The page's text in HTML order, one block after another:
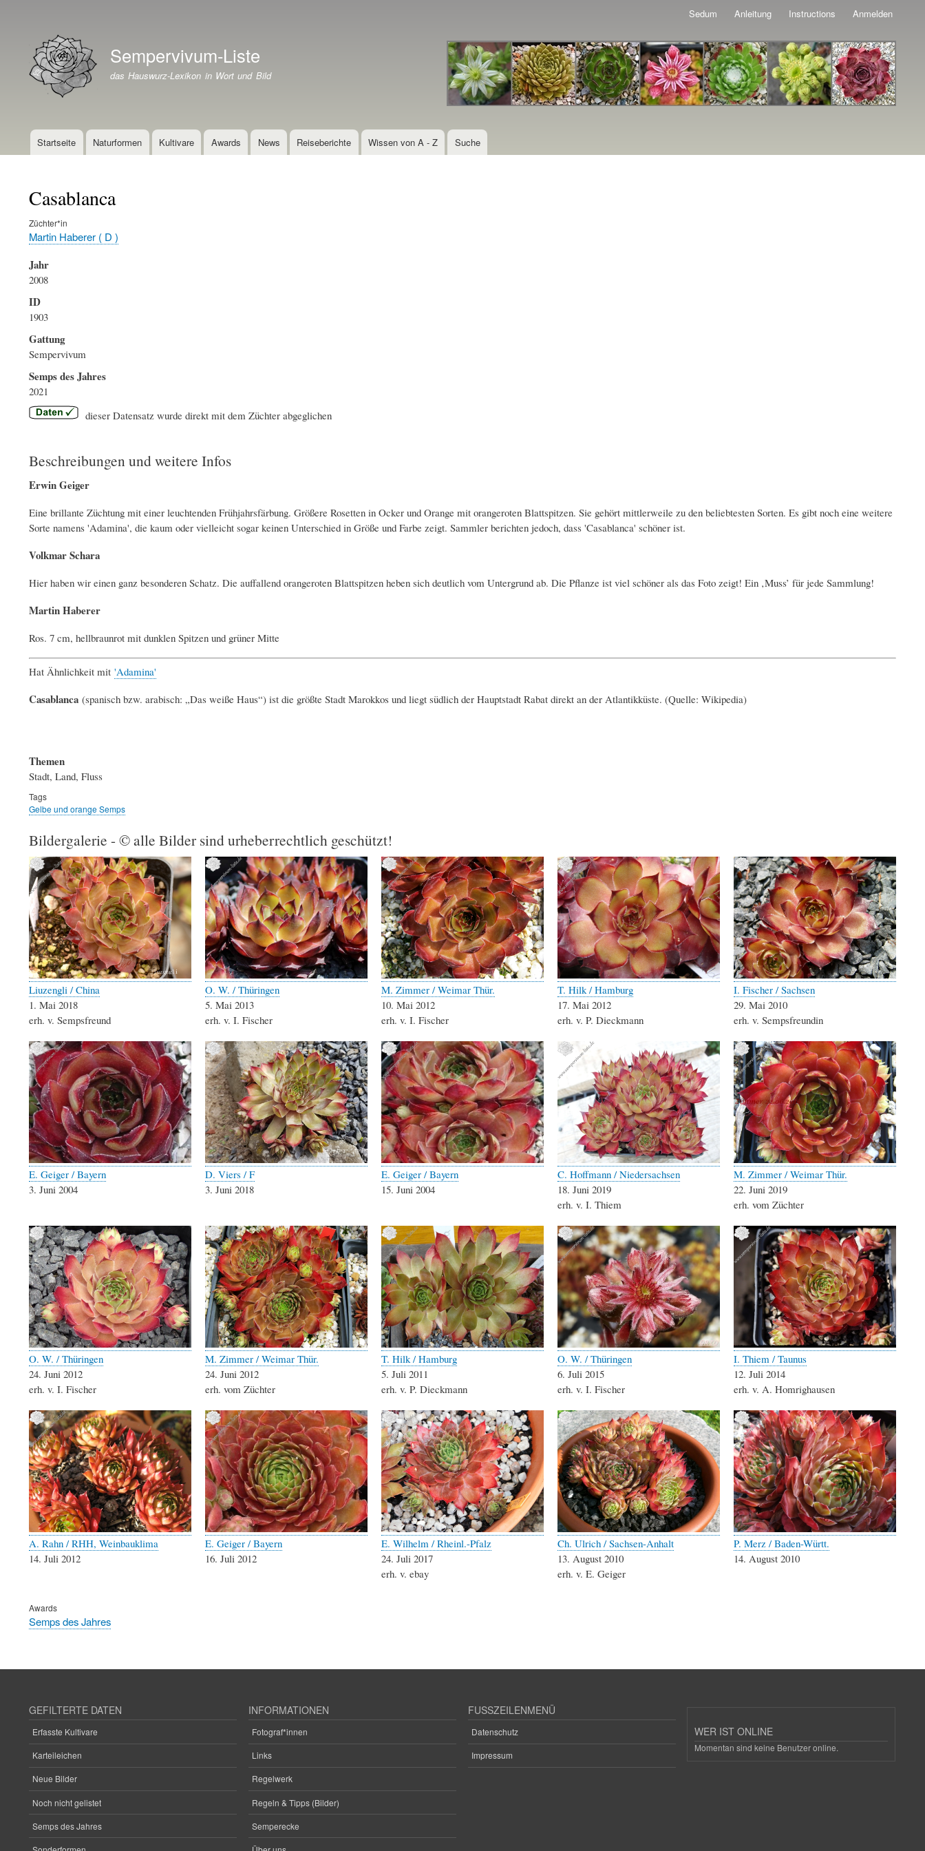
Inhalt
Sedum Anleitung Instructions Anmelden
Branding der WebsiteSempervivum-Liste
das Hauswurz-Lexikon in Wort und Bild
Hauptnavigation
Startseite Naturformen Kultivare Awards News Reiseberichte Wissen von A - Z Suche
Casablanca
Züchter*in
Martin Haberer ( D )
Jahr
2008
ID
1903
Gattung
Sempervivum
Semps des Jahres
2021
dieser Datensatz wurde direkt mit dem Züchter abgeglichen
Beschreibungen und weitere Infos
Erwin Geiger
Eine brillante Züchtung mit einer leuchtenden Frühjahrsfärbung. Größere Rosetten in Ocker und Orange mit orangeroten Blattspitzen. Sie gehört mittlerweile zu den beliebtesten Sorten. Es gibt noch eine weitere
Sorte namens 'Adamina', die kaum oder vielleicht sogar keinen Unterschied in Größe und Farbe zeigt. Sammler berichten jedoch, dass 'Casablanca' schöner ist.
Volkmar Schara
Hier haben wir einen ganz besonderen Schatz. Die auffallend orangeroten Blattspitzen heben sich deutlich vom Untergrund ab. Die Pflanze ist viel schöner als das Foto zeigt! Ein ‚Muss’ für jede Sammlung!
Martin Haberer
Ros. 7 cm, hellbraunrot mit dunklen Spitzen und grüner Mitte
Hat Ähnlichkeit mit 'Adamina'
Casablanca (spanisch bzw. arabisch: „Das weiße Haus“) ist die größte Stadt Marokkos und liegt südlich der Hauptstadt Rabat direkt an der Atlantikküste. (Quelle: Wikipedia)
Themen
Stadt, Land, Fluss
Tags
Gelbe und orange Semps
Bildergalerie - © alle Bilder sind urheberrechtlich geschützt!
Liuzengli / China
1. Mai 2018
erh. v. Sempsfreund
O. W. / Thüringen
5. Mai 2013
erh. v. I. Fischer
M. Zimmer / Weimar Thür.
10. Mai 2012
erh. v. I. Fischer
T. Hilk / Hamburg
17. Mai 2012
erh. v. P. Dieckmann
I. Fischer / Sachsen
29. Mai 2010
erh. v. Sempsfreundin
E. Geiger / Bayern
3. Juni 2004
D. Viers / F
3. Juni 2018
E. Geiger / Bayern
15. Juni 2004
C. Hoffmann / Niedersachsen
18. Juni 2019
erh. v. I. Thiem
M. Zimmer / Weimar Thür.
22. Juni 2019
erh. vom Züchter
O. W. / Thüringen
24. Juni 2012
erh. v. I. Fischer
M. Zimmer / Weimar Thür.
24. Juni 2012
erh. vom Züchter
T. Hilk / Hamburg
5. Juli 2011
erh. v. P. Dieckmann
O. W. / Thüringen
6. Juli 2015
erh. v. I. Fischer
I. Thiem / Taunus
12. Juli 2014
erh. v. A. Homrighausen
A. Rahn / RHH, Weinbauklima
14. Juli 2012
E. Geiger / Bayern
16. Juli 2012
E. Wilhelm / Rheinl.-Pfalz
24. Juli 2017
erh. v. ebay
Ch. Ulrich / Sachsen-Anhalt
13. August 2010
erh. v. E. Geiger
P. Merz / Baden-Württ.
14. August 2010
Awards
Semps des Jahres
GEFILTERTE DATEN
Erfasste Kultivare
Karteileichen
Neue Bilder
Noch nicht gelistet
Semps des Jahres
INFORMATIONEN
Fotograf*innen
Links
Regelwerk
Regeln & Tipps (Bilder)
Semperecke
FUSSZEILENMENÜ
Datenschutz
Impressum
WER IST ONLINE
Momentan sind keine Benutzer online.